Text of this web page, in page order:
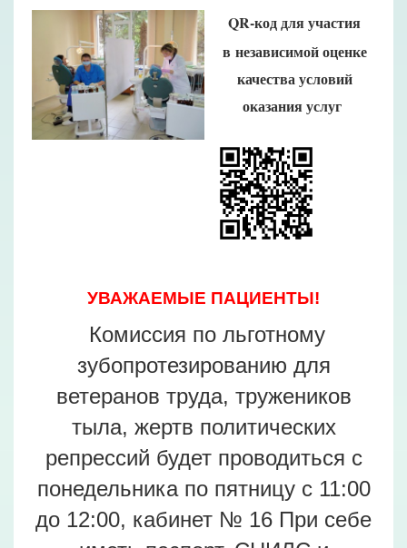
QR-код для участия
в независимой оценке
качества условий
оказания услуг
УВАЖАЕМЫЕ ПАЦИЕНТЫ!
Комиссия по льготному
зубопротезированию для
ветеранов труда, тружеников
тыла, жертв политических
репрессий будет проводиться с
понедельника по пятницу с 11:00
до 12:00, кабинет № 16 При себе